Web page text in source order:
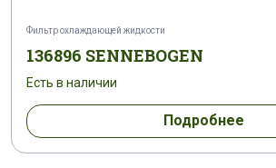
Фильтр охлаждающей жидкости
136896 SENNEBOGEN
Есть в наличии
Подробнее